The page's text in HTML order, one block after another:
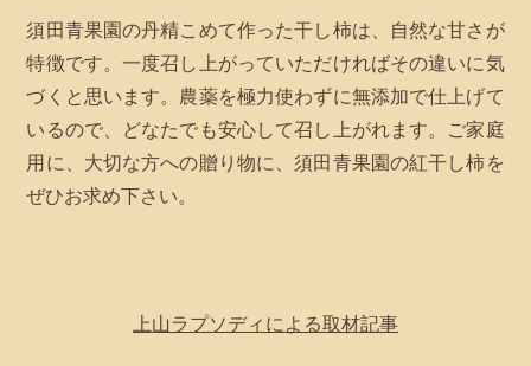
須田青果園の丹精こめて作った干し柿は、自然な甘さが
特徴です。一度召し上がっていただければその違いに気
づくと思います。農薬を極力使わずに無添加で仕上げて
いるので、どなたでも安心して召し上がれます。ご家庭
用に、大切な方への贈り物に、須田青果園の紅干し柿を
ぜひお求め下さい。
上山ラプソディによる取材記事